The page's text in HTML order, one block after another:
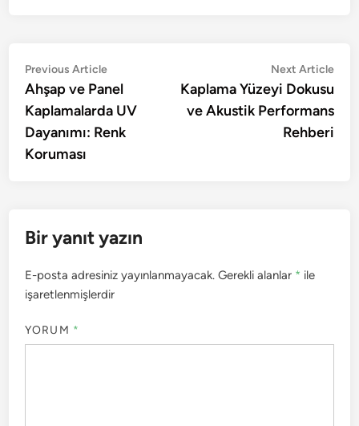
Yazı
gezinmesi
Previous ArticlePrevious
article:
Ahşap ve Panel
Kaplamalarda UV
Dayanımı: Renk
Koruması
Next Article
Kaplama Yüzeyi Dokusu
ve Akustik Performans
Rehberi
Bir yanıt yazın
E-posta adresiniz yayınlanmayacak. Gerekli alanlar * ile
işaretlenmişlerdir
YORUM *